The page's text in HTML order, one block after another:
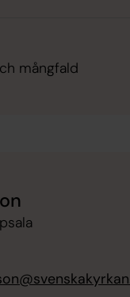
mångfald